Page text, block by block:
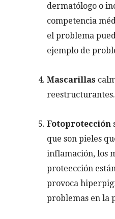
dermatólogo o
competencia
el problema
ejemplo de
Mascarillas
reestructurantes.
Fotoprotección
que son pieles
inflamación, los
proteección
provoca
problemas en la